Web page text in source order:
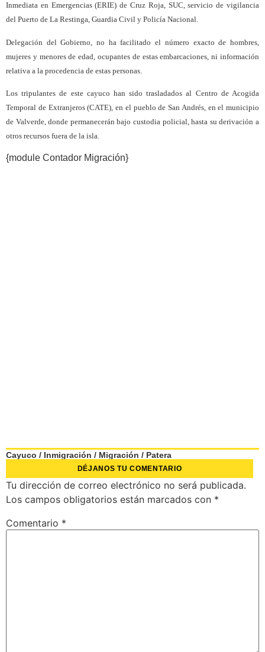
Inmediata en Emergencias (ERIE) de Cruz Roja, SUC, servicio de vigilancia
del Puerto de La Restinga, Guardia Civil y Policía Nacional.
Delegación del Gobierno, no ha facilitado el número exacto de hombres,
mujeres y menores de edad, ocupantes de estas embarcaciones, ni información
relativa a la procedencia de estas personas.
Los tripulantes de este cayuco han sido trasladados al Centro de Acogida
Temporal de Extranjeros (CATE), en el pueblo de San Andrés, en el municipio
de Valverde, donde permanecerán bajo custodia policial, hasta su derivación a
otros recursos fuera de la isla.
{module Contador Migración}
Cayuco / Inmigración / Migración / Patera
DÉJANOS TU COMENTARIO
Tu dirección de correo electrónico no será publicada.
Los campos obligatorios están marcados con *
Comentario *